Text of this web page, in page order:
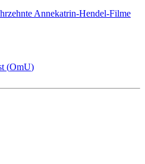
Annekatrin-Hendel-Filme
(OmU)